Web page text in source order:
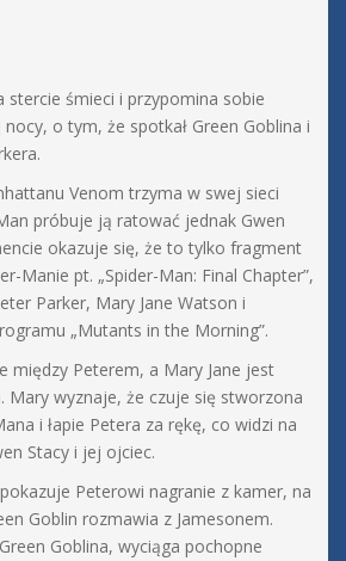
stercie śmieci i przypomina sobie
o tym, że spotkał Green Goblina i
Venom trzyma w swej sieci
próbuje ją ratować jednak Gwen
okazuje się, że to tylko fragment
Manie pt. „Spider-Man: Final Chapter”,
Parker, Mary Jane Watson i
„Mutants in the Morning”.
między Peterem, a Mary Jane jest
Mary wyznaje, że czuje się stworzona
i łapie Petera za rękę, co widzi na
Stacy i jej ojciec.
Peterowi nagranie z kamer, na
Goblin rozmawia z Jamesonem.
Goblina, wyciąga pochopne